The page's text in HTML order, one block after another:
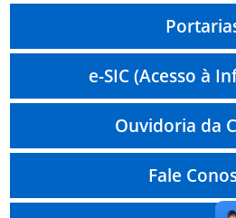
e-SIC (Acesso à
Ouvidoria da
Fale